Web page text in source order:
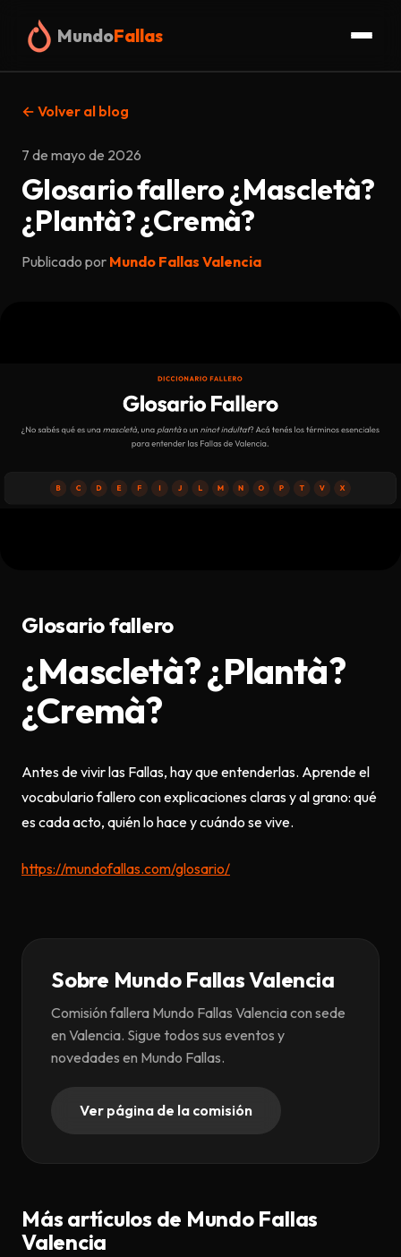
MundoFallas
Organigrama
Glosario
Descargar
← Volver al blog
7 de mayo de 2026
Glosario fallero ¿Mascletà?
¿Plantà? ¿Cremà?
Publicado por Mundo Fallas Valencia
Glosario fallero
¿Mascletà? ¿Plantà?
¿Cremà?
Antes de vivir las Fallas, hay que entenderlas. Aprende el
vocabulario fallero con explicaciones claras y al grano: qué
es cada acto, quién lo hace y cuándo se vive.
https://mundofallas.com/glosario/
Sobre Mundo Fallas Valencia
Comisión fallera Mundo Fallas Valencia con sede
en Valencia. Sigue todos sus eventos y
novedades en Mundo Fallas.
Ver página de la comisión
Más artículos de Mundo Fallas
Valencia